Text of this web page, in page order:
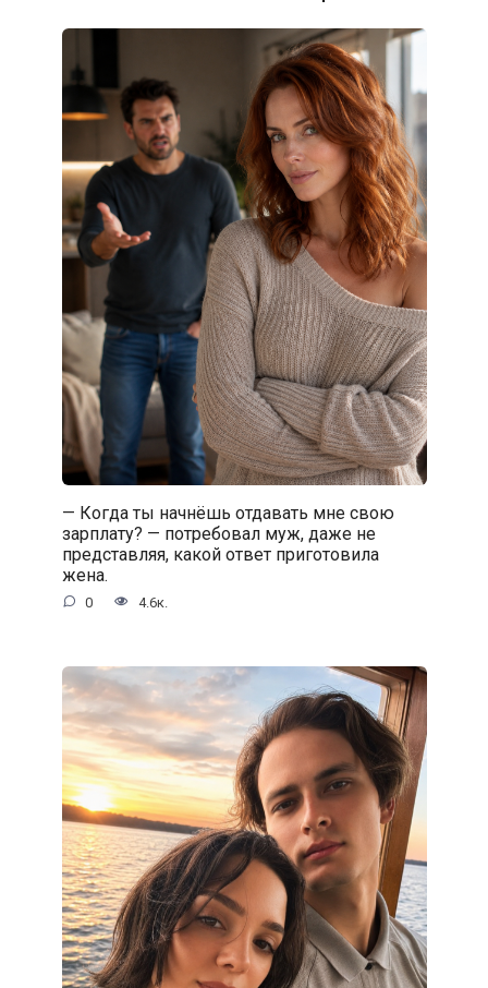
— Когда ты начнёшь отдавать мне свою
зарплату? — потребовал муж, даже не
представляя, какой ответ приготовила
жена.
0 4.6к.